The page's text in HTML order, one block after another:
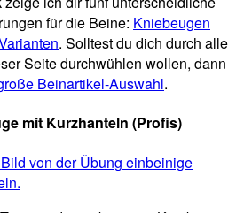
für die Beine: Kniebeugen
. Solltest du dich durch alle
Seite durchwühlen wollen, dann
Beinartikel-Auswahl.
mit Kurzhanteln (Profis)